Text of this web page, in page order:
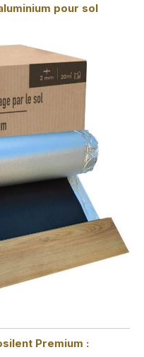
pour sol
Premium :